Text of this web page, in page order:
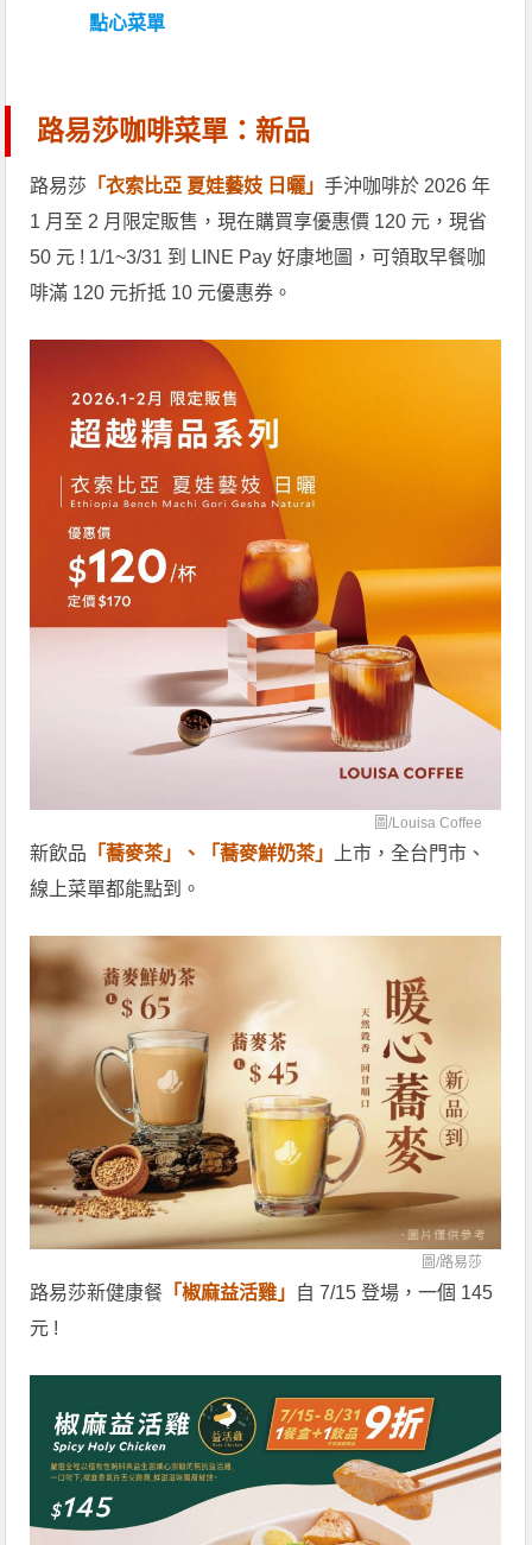
點心菜單
路易莎咖啡菜單：新品
路易莎 「衣索比亞 夏娃藝妓 日曬」手沖咖啡於 2026 年
1 月至 2 月限定販售，現在購買享優惠價 120 元，現省
50 元 ! 1/1~3/31 到 LINE Pay 好康地圖，可領取早餐咖
啡滿 120 元折抵 10 元優惠券。
圖/Louisa Coffee
新飲品 「蕎麥茶」、「蕎麥鮮奶茶」
上市，全台門市、
線上菜單都能點到。
圖/路易莎
路易莎新健康餐 「椒麻益活雞」 自 7/15 登場，一個 145
元 !